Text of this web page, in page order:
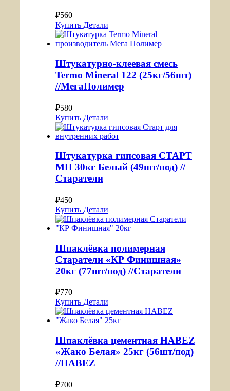
₽560
Купить Детали
Штукатурно-клеевая смесь
Termo Mineral 122 (25кг/56шт)
//МегаПолимер
₽580
Купить Детали
Штукатурка гипсовая СТАРТ
МН 30кг Белый (49шт/под) //
Старатели
₽450
Купить Детали
Шпаклёвка полимерная
Старатели «КР Финишная»
20кг (77шт/под) //Старатели
₽770
Купить Детали
Шпаклёвка цементная HABEZ
«Жако Белая» 25кг (56шт/под)
//HABEZ
₽700